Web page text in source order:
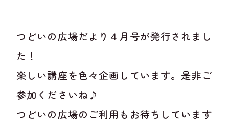
つどいの広場だより４月号が発行されまし
た！
楽しい講座を色々企画しています。是非ご
参加くださいね♪
つどいの広場のご利用もお待ちしています